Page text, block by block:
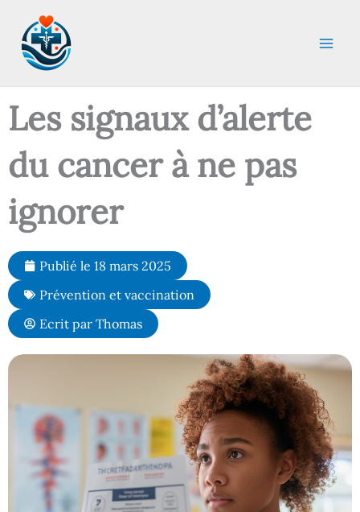
contenu
Les signaux d’alerte
du cancer à ne pas
ignorer
Publié le 18 mars 2025
Prévention et vaccination
Ecrit par Thomas